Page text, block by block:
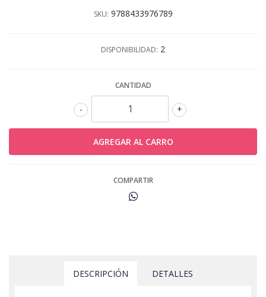
SKU: 9788433976789
DISPONIBILIDAD: 2
CANTIDAD
+
-
COMPARTIR
DESCRIPCIÓN DETALLES